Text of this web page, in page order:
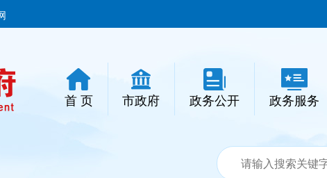
首 页 市政府 政务公开 政务服务